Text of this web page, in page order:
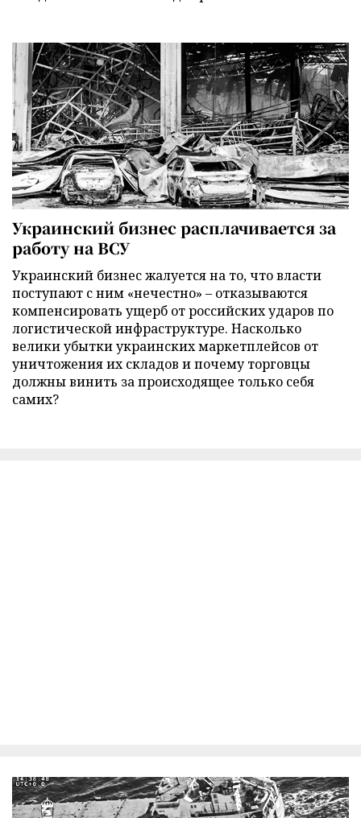
Украинский бизнес расплачивается за
работу на ВСУ
Украинский бизнес жалуется на то, что власти
поступают с ним «нечестно» – отказываются
компенсировать ущерб от российских ударов по
логистической инфраструктуре. Насколько
велики убытки украинских маркетплейсов от
уничтожения их складов и почему торговцы
должны винить за происходящее только себя
самих?